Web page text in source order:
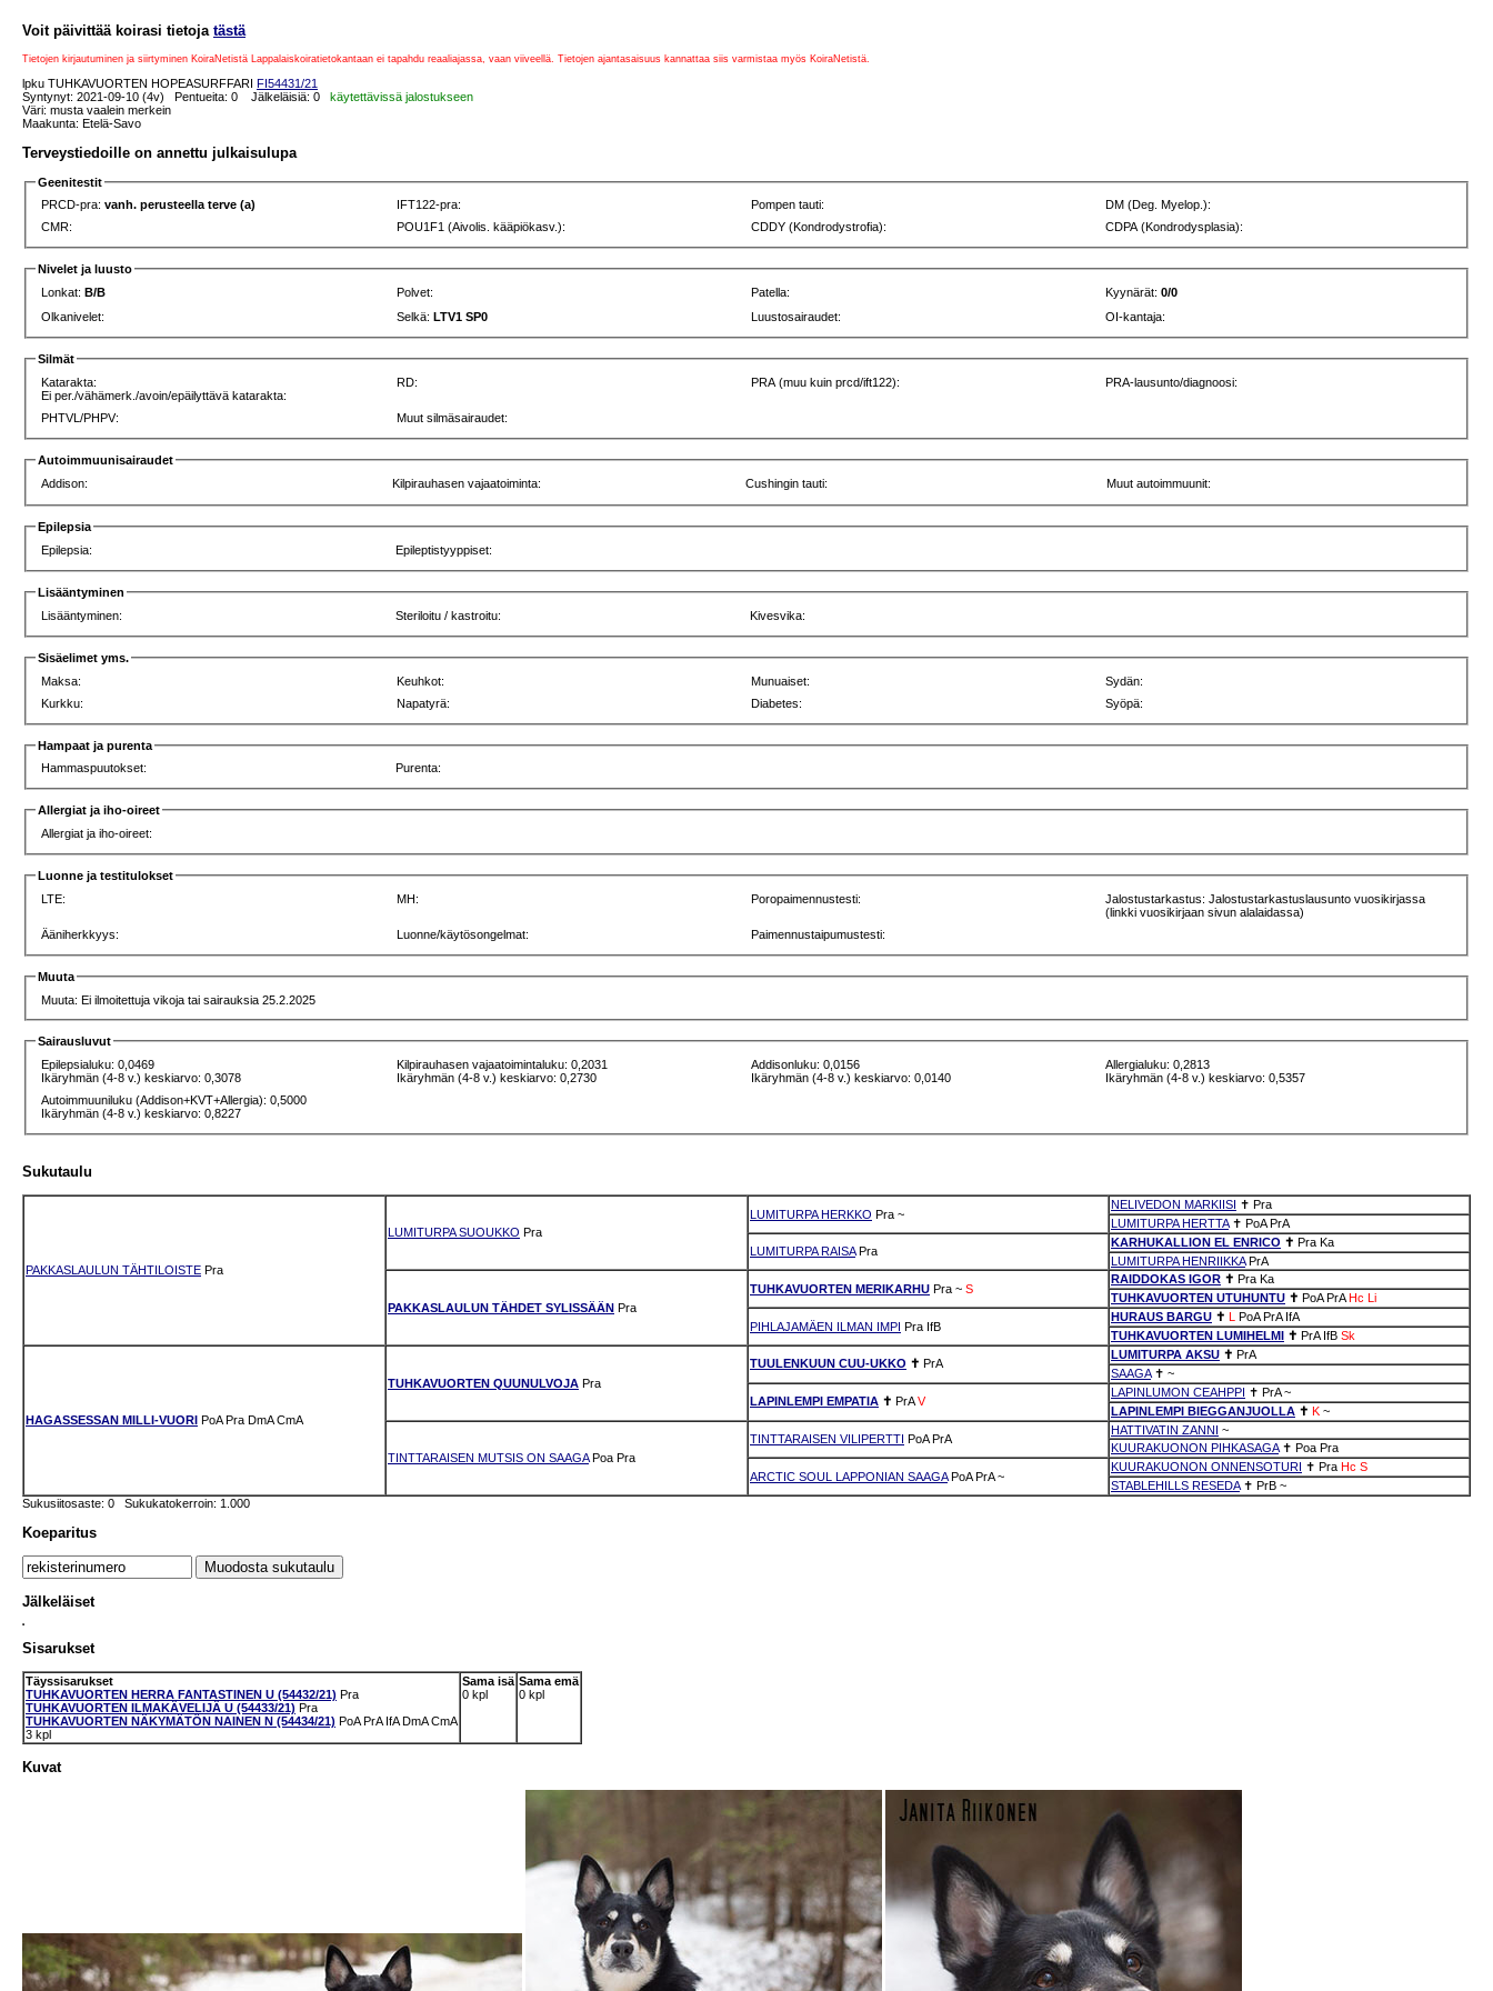
Voit päivittää koirasi tietoja tästä
Tietojen kirjautuminen ja siirtyminen KoiraNetistä Lappalaiskoiratietokantaan ei tapahdu reaaliajassa, vaan viiveellä. Tietojen ajantasaisuus kannattaa siis varmistaa myös KoiraNetistä.
lpku TUHKAVUORTEN HOPEASURFFARI FI54431/21
Syntynyt: 2021-09-10 (4v) Pentueita: 0 Jälkeläisiä: 0 käytettävissä jalostukseen
Väri: musta vaalein merkein
Maakunta: Etelä-Savo
Terveystiedoille on annettu julkaisulupa
Geenitestit
PRCD-pra:vanh. perusteella terve (a) IFT122-pra: Pompen tauti:
DM (Deg. Myelop.):
CMR:
POU1F1 (Aivolis. kääpiökasv.): CDDY (Kondrodystrofia): CDPA (Kondrodysplasia):
Nivelet ja luusto
Lonkat:B/B Polvet: Patella: Kyynärät:0/0
Olkanivelet:
Selkä:LTV1 SP0 Luustosairaudet: OI-kantaja:
Silmät
Katarakta:
Ei per./vähämerk./avoin/epäilyttävä katarakta:
RD: PRA (muu kuin prcd/ift122): PRA-lausunto/diagnoosi:
PHTVL/PHPV: Muut silmäsairaudet:
Autoimmuunisairaudet
Addison:
Kilpirauhasen vajaatoiminta: Cushingin tauti: Muut autoimmuunit:
Epilepsia
Epilepsia:
Epileptistyyppiset:
Lisääntyminen
Lisääntyminen:
Steriloitu / kastroitu: Kivesvika:
Sisäelimet yms.
Maksa:
Keuhkot: Munuaiset:
Sydän:
Kurkku:
Napatyrä: Diabetes: Syöpä:
Hampaat ja purenta
Hammaspuutokset:
Purenta:
Allergiat ja iho-oireet
Allergiat ja iho-oireet:
Luonne ja testitulokset
LTE:
MH: Poropaimennustesti:
Jalostustarkastus: Jalostustarkastuslausunto vuosikirjassa
(linkki vuosikirjaan sivun alalaidassa)
Ääniherkkyys:
Luonne/käytösongelmat: Paimennustaipumustesti:
Muuta
Muuta: Ei ilmoitettuja vikoja tai sairauksia 25.2.2025
Sairausluvut
Epilepsialuku: 0,0469
Ikäryhmän (4-8 v.) keskiarvo: 0,3078
Kilpirauhasen vajaatoimintaluku: 0,2031
Ikäryhmän (4-8 v.) keskiarvo: 0,2730
Addisonluku: 0,0156
Ikäryhmän (4-8 v.) keskiarvo: 0,0140
Allergialuku: 0,2813
Ikäryhmän (4-8 v.) keskiarvo: 0,5357
Autoimmuuniluku (Addison+KVT+Allergia): 0,5000
Ikäryhmän (4-8 v.) keskiarvo: 0,8227
Sukutaulu
PAKKASLAULUN TÄHTILOISTE Pra
LUMITURPA SUOUKKO Pra
LUMITURPA HERKKO Pra ~
NELIVEDON MARKIISI ✝ Pra
LUMITURPA HERTTA✝ PoA PrA
LUMITURPA RAISA Pra
KARHUKALLION EL ENRICO ✝ Pra Ka
LUMITURPA HENRIIKKA PrA
PAKKASLAULUN TÄHDET SYLISSÄÄN Pra
TUHKAVUORTEN MERIKARHU Pra ~ S
RAIDDOKAS IGOR ✝ Pra Ka
TUHKAVUORTEN UTUHUNTU ✝ PoA PrA Hc Li
PIHLAJAMÄEN ILMAN IMPI Pra IfB
HURAUS BARGU ✝ L PoA PrA IfA
TUHKAVUORTEN LUMIHELMI ✝ PrA IfB Sk
HAGASSESSAN MILLI-VUORI PoA Pra DmA CmA
TUHKAVUORTEN QUUNULVOJA Pra
TUULENKUUN CUU-UKKO ✝ PrA
LUMITURPA AKSU ✝ PrA
SAAGA✝ ~
LAPINLEMPI EMPATIA ✝ PrA V
LAPINLUMON CEAHPPI ✝ PrA ~
LAPINLEMPI BIEGGANJUOLLA ✝ K ~
TINTTARAISEN MUTSIS ON SAAGA Poa Pra
TINTTARAISEN VILIPERTTI PoA PrA
HATTIVATIN ZANNI ~
KUURAKUONON PIHKASAGA✝ Poa Pra
ARCTIC SOUL LAPPONIAN SAAGA PoA PrA ~
KUURAKUONON ONNENSOTURI ✝ Pra Hc S
STABLEHILLS RESEDA✝ PrB ~
Sukusiitosaste: 0 Sukukatokerroin: 1.000
Koeparitus
Jälkeläiset
Sisarukset
Täyssisarukset
TUHKAVUORTEN HERRA FANTASTINEN U (54432/21) Pra
TUHKAVUORTEN ILMAKÄVELIJÄ U (54433/21) Pra
TUHKAVUORTEN NÄKYMÄTÖN NAINEN N (54434/21) PoA PrA IfA DmA CmA
3 kpl
Sama isä
0 kpl
Sama emä
0 kpl
Kuvat